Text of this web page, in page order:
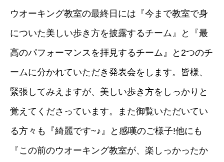
ウオーキング教室の最終日には『今まで教室で身
についた美しい歩き方を披露するチーム』と『最
高のパフォーマンスを拝見するチーム』と2つのチ
ームに分かれていただき発表会をします。皆様、
緊張してみえますが、美しい歩き方をしっかりと
覚えてくださっています。また御覧いただいてい
る方々も『綺麗です~♪』と感嘆のご様子!他にも
『この前のウオーキング教室が、楽しっかったか